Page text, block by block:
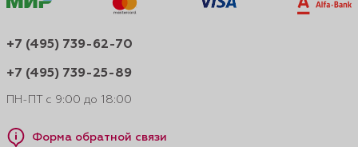
+7 (495) 739-62-70
+7 (495) 739-25-89
ПН-ПТ с 9:00 до 18:00
Форма обратной связи